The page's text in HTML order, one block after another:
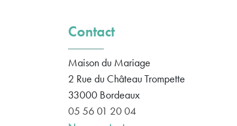
Contact
Maison du Mariage
2 Rue du Château Trompette
33000 Bordeaux
05 56 01 20 04